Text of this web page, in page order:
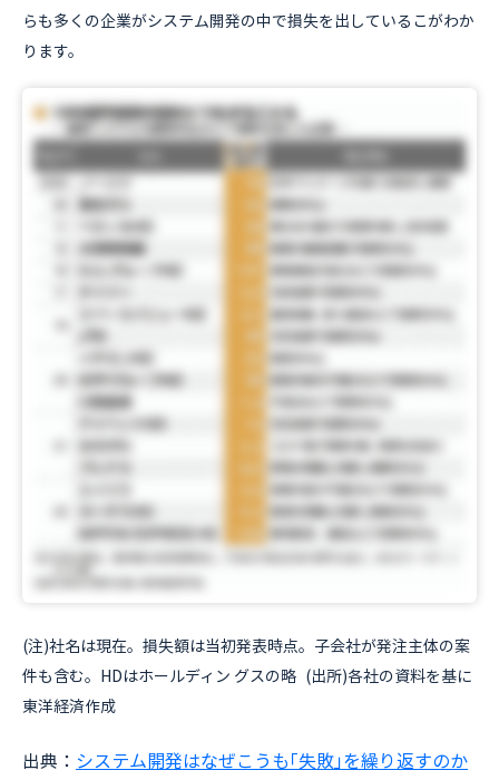
らも多くの企業がシステム開発の中で損失を出しているこがわか
ります。
(注)社名は現在。損失額は当初発表時点。子会社が発注主体の案
件も含む。HDはホールディン グスの略 (出所)各社の資料を基に
東洋経済作成
出典： システム開発はなぜこうも｢失敗｣を繰り返すのか